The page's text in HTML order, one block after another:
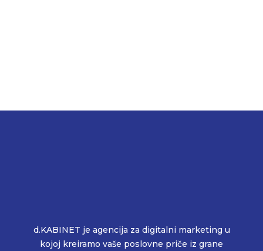
d.KABINET je agencija za digitalni marketing u
kojoj kreiramo vaše poslovne priče iz grane